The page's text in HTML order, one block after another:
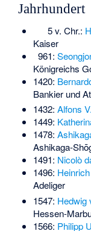
Jahrhundert
5 v. Chr.:
Kaiser
961:
Königreichs
1420:
Bankier und
1432: Alfons V.
1449:
1478:
Ashikaga-
1491: Nicolò
1496:
Adeliger
1547: Hedwig
Hessen-
1566: Philipp